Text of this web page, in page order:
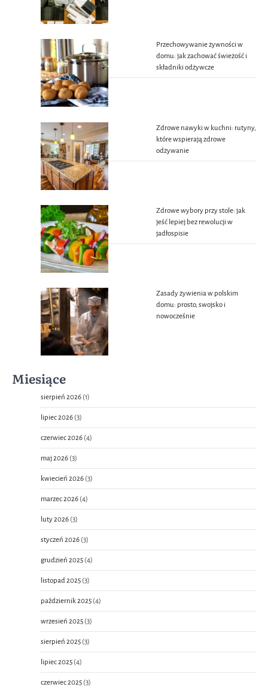
Przechowywanie żywności w
domu: jak zachować świeżość i
składniki odżywcze
Zdrowe nawyki w kuchni: rutyny,
które wspierają zdrowe
odżywanie
Zdrowe wybory przy stole: jak
jeść lepiej bez rewolucji w
jadłospisie
Zasady żywienia w polskim
domu: prosto, swojsko i
nowocześnie
Miesiące
sierpień 2026 (1)
lipiec 2026 (3)
czerwiec 2026 (4)
maj 2026 (3)
kwiecień 2026 (3)
marzec 2026 (4)
luty 2026 (3)
styczeń 2026 (3)
grudzień 2025 (4)
listopad 2025 (3)
październik 2025 (4)
wrzesień 2025 (3)
sierpień 2025 (3)
lipiec 2025 (4)
czerwiec 2025 (3)